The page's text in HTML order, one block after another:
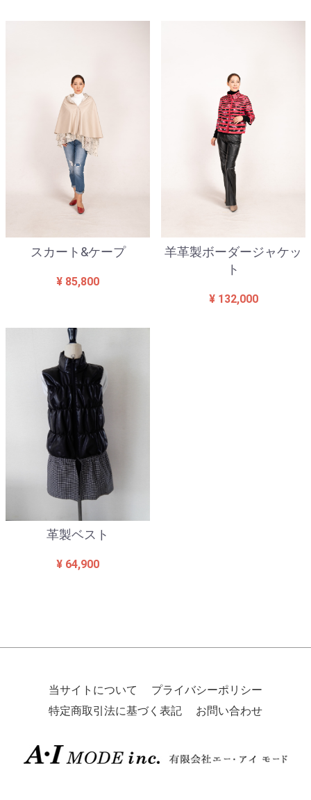
スカート&ケープ
¥ 85,800
羊革製ボーダージャケッ
ト
¥ 132,000
革製ベスト
¥ 64,900
当サイトについて
プライバシーポリシー
特定商取引法に基づく表記
お問い合わせ